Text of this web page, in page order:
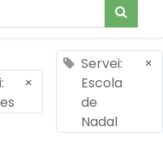
×
Servei:
Escola
de
Nadal
×